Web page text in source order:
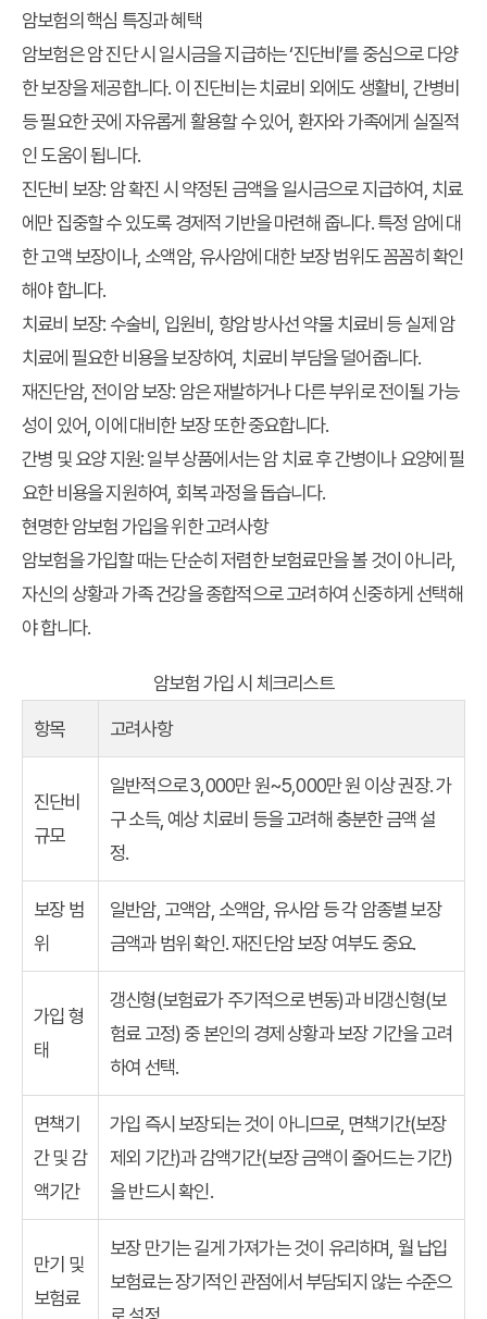
암보험의 핵심 특징과 혜택
암보험은 암 진단 시 일시금을 지급하는 ‘진단비’를 중심으로 다양
한 보장을 제공합니다. 이 진단비는 치료비 외에도 생활비, 간병비
등 필요한 곳에 자유롭게 활용할 수 있어, 환자와 가족에게 실질적
인 도움이 됩니다.
진단비 보장: 암 확진 시 약정된 금액을 일시금으로 지급하여, 치료
에만 집중할 수 있도록 경제적 기반을 마련해 줍니다. 특정 암에 대
한 고액 보장이나, 소액암, 유사암에 대한 보장 범위도 꼼꼼히 확인
해야 합니다.
치료비 보장: 수술비, 입원비, 항암 방사선 약물 치료비 등 실제 암
치료에 필요한 비용을 보장하여, 치료비 부담을 덜어줍니다.
재진단암, 전이암 보장: 암은 재발하거나 다른 부위로 전이될 가능
성이 있어, 이에 대비한 보장 또한 중요합니다.
간병 및 요양 지원:일부 상품에서는 암 치료 후 간병이나 요양에 필
요한 비용을 지원하여, 회복 과정을 돕습니다.
현명한 암보험 가입을 위한 고려사항
암보험을 가입할 때는 단순히 저렴한 보험료만을 볼 것이 아니라,
자신의 상황과가족 건강을 종합적으로 고려하여 신중하게 선택해
야 합니다.
암보험 가입 시 체크리스트
항목
고려사항
진단비
규모
일반적으로 3,000만 원~5,000만 원 이상 권장. 가
구 소득, 예상 치료비 등을 고려해 충분한 금액 설
정.
보장 범
위
일반암, 고액암, 소액암, 유사암 등 각 암종별 보장
금액과 범위 확인. 재진단암 보장 여부도 중요.
가입 형
태
갱신형(보험료가 주기적으로 변동)과 비갱신형(보
험료 고정) 중 본인의 경제 상황과 보장 기간을 고려
하여 선택.
면책기
간 및 감
액기간
가입 즉시 보장되는 것이 아니므로, 면책기간(보장
제외 기간)과 감액기간(보장 금액이 줄어드는 기간)
을 반드시 확인.
만기 및
보험료
보장 만기는 길게 가져가는 것이 유리하며, 월 납입
보험료는 장기적인 관점에서 부담되지 않는 수준으